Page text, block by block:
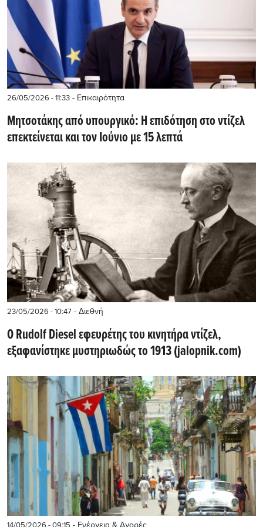
26/05/2026 - 11:33 - Επικαιρότητα
Μητσοτάκης από υπουργικό: Η επιδότηση στο ντίζελ
επεκτείνεται και τον Ιούνιο με 15 λεπτά
23/05/2026 - 10:47 - Διεθνή
Ο Rudolf Diesel εφευρέτης του κινητήρα ντίζελ,
εξαφανίστηκε μυστηριωδώς το 1913 (jalopnik.com)